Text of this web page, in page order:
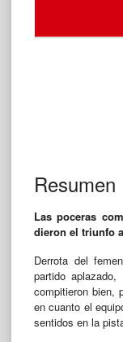
Resumen
Las poceras
dieron el triunfo
Derrota del
partido
compitieron bien,
en cuanto el
sentidos en la